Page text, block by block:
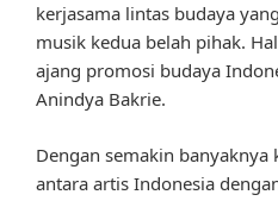
kerjasama lintas budaya
musik kedua belah pihak.
ajang promosi budaya
Anindya Bakrie.
Dengan semakin
antara artis Indonesia